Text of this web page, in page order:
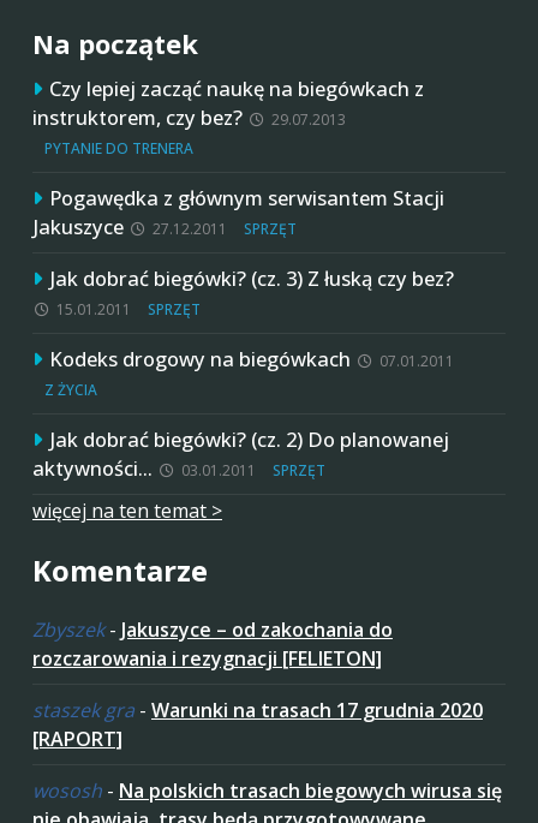
Na początek
Czy lepiej zacząć naukę na biegówkach z
instruktorem, czy bez?
29.07.2013
PYTANIE DO TRENERA
Pogawędka z głównym serwisantem Stacji
Jakuszyce
27.12.2011 SPRZĘT
Jak dobrać biegówki? (cz. 3) Z łuską czy bez?
15.01.2011 SPRZĘT
Kodeks drogowy na biegówkach
07.01.2011
Z ŻYCIA
Jak dobrać biegówki? (cz. 2) Do planowanej
aktywności…
03.01.2011 SPRZĘT
więcej na ten temat >
Komentarze
Zbyszek- Jakuszyce – od zakochania do
rozczarowania i rezygnacji [FELIETON]
staszek gra - Warunki na trasach 17 grudnia 2020
[RAPORT]
wososh - Na polskich trasach biegowych wirusa się